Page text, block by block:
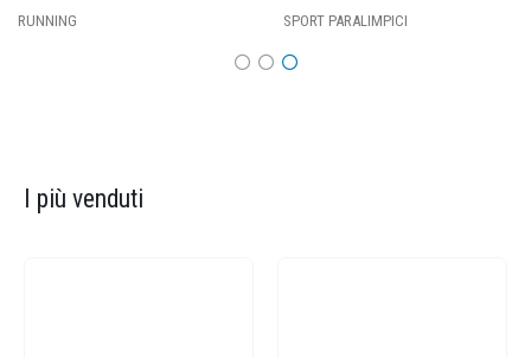
PARALIMPICI CALCIO
I più venduti